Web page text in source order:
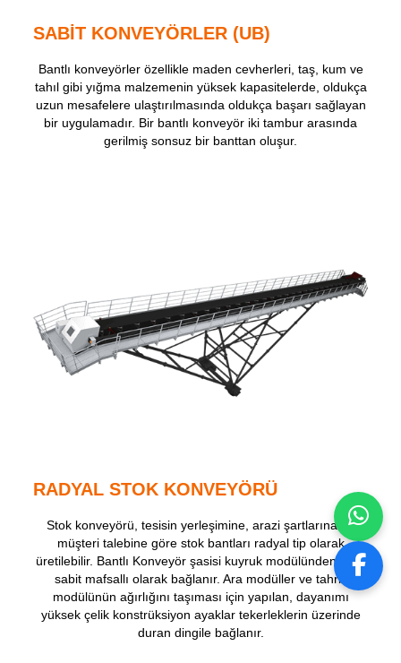
SABİT KONVEYÖRLER (UB)
Bantlı konveyörler özellikle maden cevherleri, taş, kum ve
tahıl gibi yığma malzemenin yüksek kapasitelerde, oldukça
uzun mesafelere ulaştırılmasında oldukça başarı sağlayan
bir uygulamadır. Bir bantlı konveyör iki tambur arasında
gerilmiş sonsuz bir banttan oluşur.
RADYAL STOK KONVEYÖRÜ
Stok konveyörü, tesisin yerleşimine, arazi şartlarına ve
müşteri talebine göre stok bantları radyal tip olarak
üretilebilir. Bantlı Konveyör şasisi kuyruk modülünden yere
sabit mafsallı olarak bağlanır. Ara modüller ve tahrik
modülünün ağırlığını taşıması için yapılan, dayanımı
yüksek çelik konstrüksiyon ayaklar tekerleklerin üzerinde
duran dingile bağlanır.